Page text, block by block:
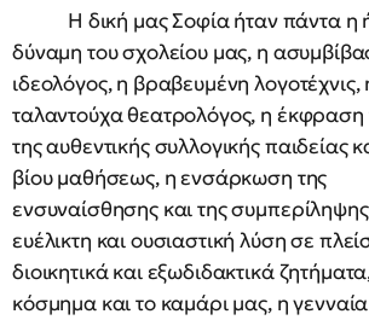
Η δική μας Σοφία ήταν πάντα η
δύναμη του σχολείου μας, η
ιδεολόγος, η βραβευμένη λογοτέχνις,
ταλαντούχα θεατρολόγος, η έκφραση
της αυθεντικής συλλογικής παιδείας
βίου μαθήσεως, η ενσάρκωση της
ενσυναίσθησης και της
ευέλικτη και ουσιαστική λύση σε
διοικητικά και εξωδιδακτικά
κόσμημα και το καμάρι μας, η γενναία